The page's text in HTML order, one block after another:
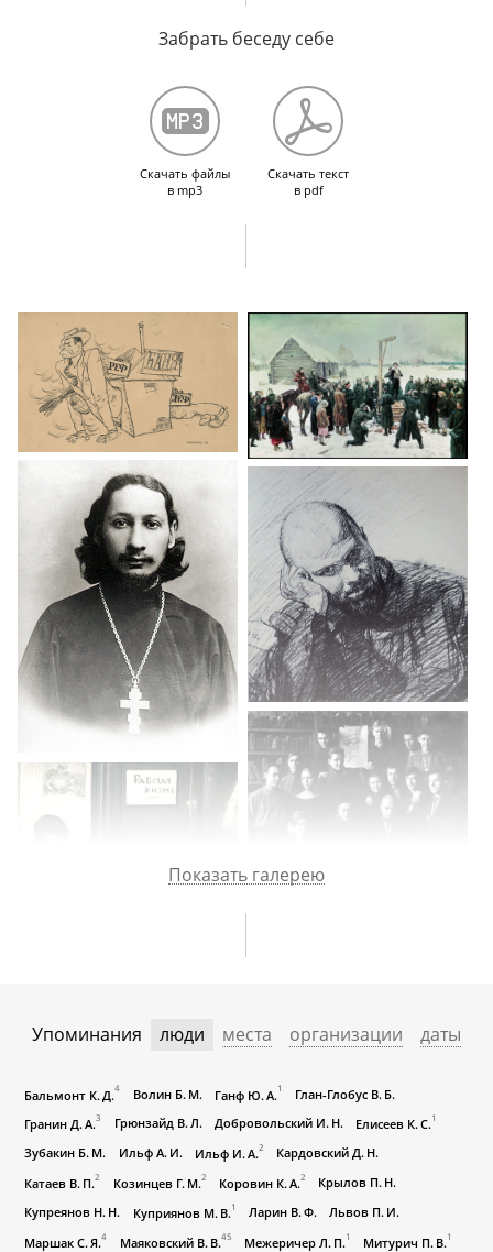
содружестве Кукрыниксов и М. Д. Вольпина. О художественной
манере Кукрыниксов. Юбилей М. В. Куприянова. Волна
во ВХУТЕМАСе, каламбуры Куприянова. Пародийная кукла на Ф. Я.
Кона. ВХУТЕМАС в 1921–1927 гг. О преподавателях. Лекции П. А.
Флоренского об обратной перспективе. О Н. Н. Купреянове.
Манера рисунков П. Я. Павлинова. Первые уроки у П. В. Митурича.
Отзыв Митурича о В. В. Хлебникове. Лекции В. А. Фаворского
о композиции и об искусстве оформления книги. Зачет
у Фаворского. Случай с П. И. Львовым на экзамене. О характере
Павлинова. Отношение к И. Э. Грабарю. Свободные
Об импровизациях и славе Ю. К. Олеши. О встречах с Олешей
в последние годы его жизни. Случай со сценарием «Трех
толстяков».
Случай со сценарием «Трех толстяков», разговор с В. Б. Шкловским.
Письмо Ю. К. Олеши М. Д. Вольпину от 4 марта 1959 г. Трагедия Ю.
К. Олеши в последние годы его жизни. О книге «Ни дня без
строчки». О стремлении Олеши к гениальности. О В. П. Катаеве. И.
А. Ильф и Е. П. Петров, характер их дарования. Об Ильфе и Петрове
в работе и быту. История издания «Золотого теленка». Творческое
содружество Вольпина с Ильфом и Петровым. Свадьба Вольпина.
О характере сатиры М. М. Зощенко, И. А. Ильфа и Е. П. Петрова.
О В. В. Маяковском.
Забрать беседу себе
Скачать файлы
в mp3
Скачать текст
в pdf
Показать галерею
Упоминания люди места организации даты
Бальмонт К. Д.4 Волин Б. М. Ганф Ю. А. 1
Глан-Глобус В. Б.
Гранин Д. А.3 Грюнзайд В. Л. Добровольский И. Н. Елисеев К. С.1
Зубакин Б. М. Ильф А. И. Ильф И. А.2
Кардовский Д. Н.
Катаев В. П.2 Козинцев Г. М.2 Коровин К. А.2
Крылов П. Н.
Купреянов Н. Н.
Куприянов М. В. 1 Ларин В. Ф.
Львов П. И.
Маршак С. Я.4 Маяковский В. В.45 Межеричер Л. П. 1 Митурич П. В. 1